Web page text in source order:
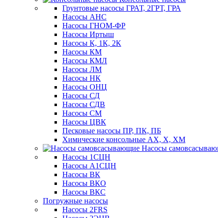
Грунтовые насосы ГРАТ, 2ГРТ, ГРА
Насосы АНС
Насосы ГНОМ-ФР
Насосы Иртыш
Насосы К, 1К, 2К
Насосы КМ
Насосы КМЛ
Насосы ЛМ
Насосы НК
Насосы ОНЦ
Насосы СД
Насосы СДВ
Насосы СМ
Насосы ЦВК
Песковые насосы ПР, ПК, ПБ
Химические консольные АХ, Х, ХМ
Насосы
Насосы 1СЦН
Насосы А1СЦН
Насосы ВК
Насосы ВКО
Насосы ВКС
Погружные насосы
Насосы 2FRS